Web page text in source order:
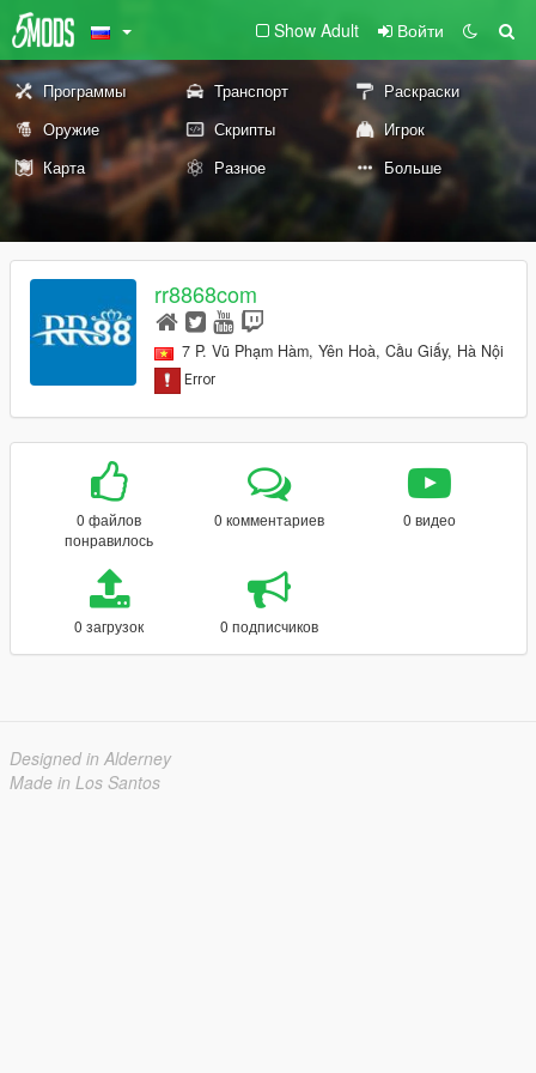
Show Adult Войти
Программы Транспорт
Раскраски
Оружие
Скрипты
Игрок
Карта
Разное Больше
rr8868com
7 P. Vũ Phạm Hàm, Yên Hoà, Cầu Giấy, Hà Nội
0 файлов
понравилось
0 комментариев 0 видео
0 загрузок 0 подписчиков
Designed in Alderney
Made in Los Santos